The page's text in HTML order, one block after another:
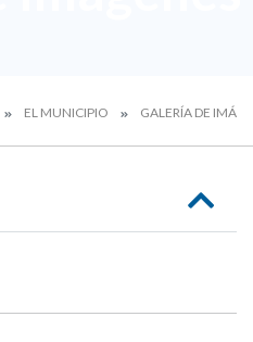
EL MUNICIPIO GALERÍA DE